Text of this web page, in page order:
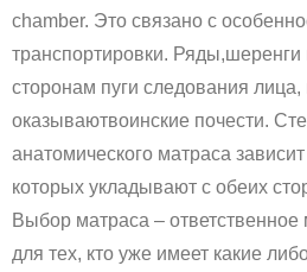
chamber. Это связано с
транспортировки. Ряды,шеренги
сторонам пуги следования лица,
оказываютвоинские почести.
анатомического матраса
которых укладывают с обеих
Выбор матраса – ответственное
для тех, кто уже имеет какие